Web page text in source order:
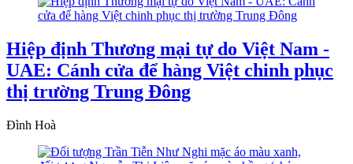
Hiệp định Thương mại tự do Việt Nam -
UAE: Cánh cửa để hàng Việt chinh phục
thị trường Trung Đông
Đình Hoà